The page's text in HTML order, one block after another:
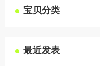
宝贝分类
最近发表